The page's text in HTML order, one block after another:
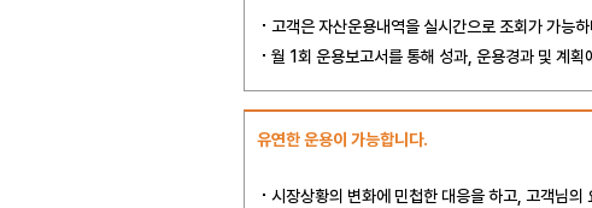
고객은 자산운용내역을 실시간으로 조회가 가능
월 1회 운용보고서를 통해 성과, 운용경과 및 계획
유연한 운용이 가능합니다.
시장상황의 변화에 민첩한 대응을 하고, 고객님